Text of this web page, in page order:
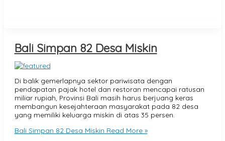
Bali Simpan 82 Desa Miskin
Di balik gemerlapnya sektor pariwisata dengan
pendapatan pajak hotel dan restoran mencapai ratusan
miliar rupiah, Provinsi Bali masih harus berjuang keras
membangun kesejahteraan masyarakat pada 82 desa
yang memiliki keluarga miskin di atas 35 persen.
Bali Simpan 82 Desa Miskin Read More »